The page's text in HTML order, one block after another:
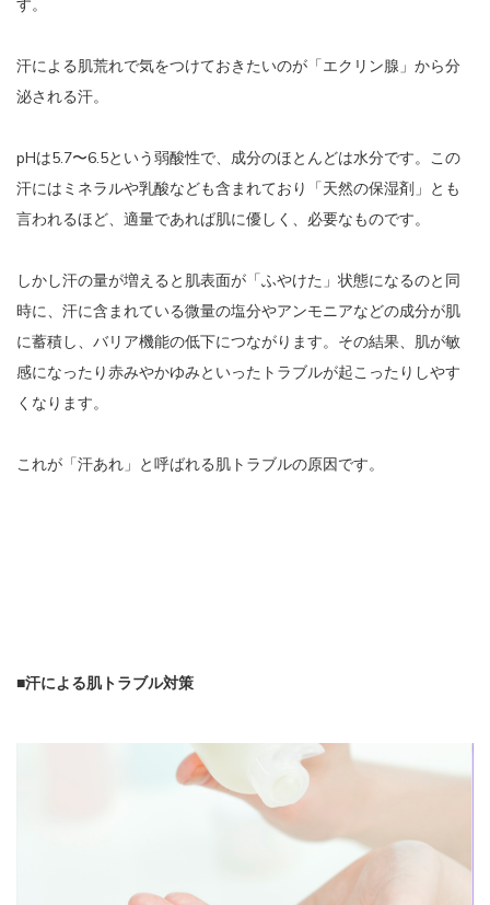
す。
汗による肌荒れで気をつけておきたいのが「エクリン腺」から分
泌される汗。
pHは5.7〜6.5という弱酸性で、成分のほとんどは水分です。この
汗にはミネラルや乳酸なども含まれており「天然の保湿剤」とも
言われるほど、適量であれば肌に優しく、必要なものです。
しかし汗の量が増えると肌表面が「ふやけた」状態になるのと同
時に、汗に含まれている微量の塩分やアンモニアなどの成分が肌
に蓄積し、バリア機能の低下につながります。その結果、肌が敏
感になったり赤みやかゆみといったトラブルが起こったりしやす
くなります。
これが「汗あれ」と呼ばれる肌トラブルの原因です。
■汗による肌トラブル対策